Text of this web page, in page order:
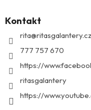
aKontakt
rita@ritasgalantery.cz
777 757 670
https://
ritasgalantery
https://